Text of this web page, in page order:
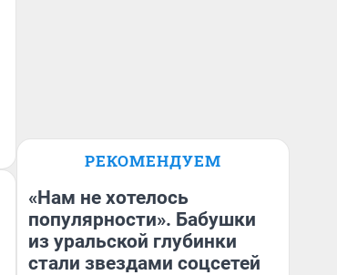
РЕКОМЕНДУЕМ
«Нам не хотелось
популярности». Бабушки
из уральской глубинки
стали звездами соцсетей